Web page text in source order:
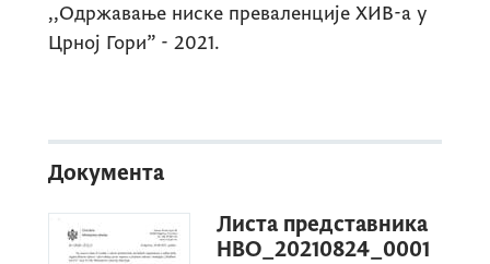
,,Одржавање ниске преваленције ХИВ-а у
Црној Гори” - 2021.
Документа
Листа представника
НВО_20210824_0001